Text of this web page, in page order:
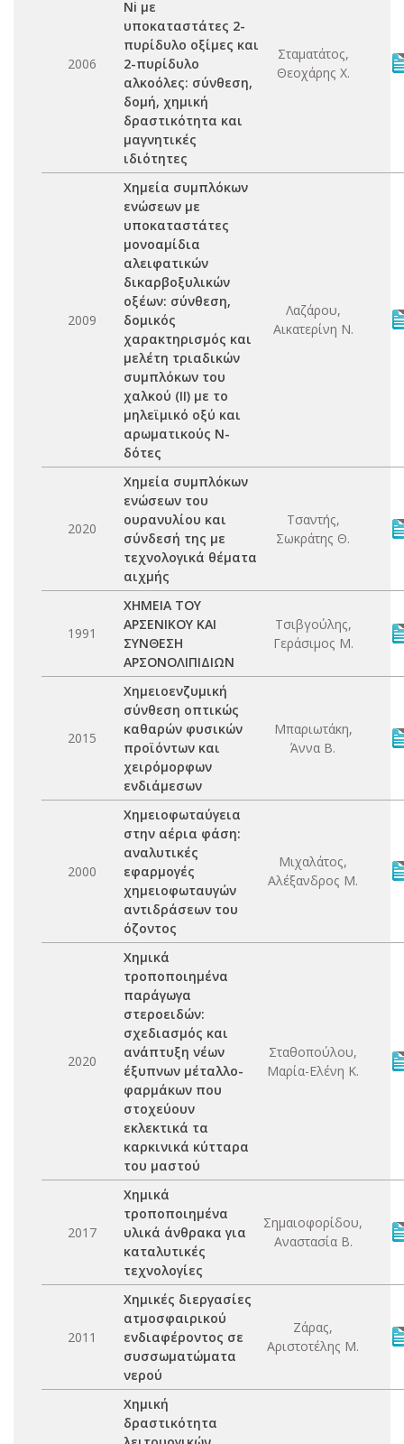
2006
Ni με
υποκαταστάτες 2-
πυρίδυλο οξίμες και
2-πυρίδυλο
αλκοόλες: σύνθεση,
δομή, χημική
δραστικότητα και
μαγνητικές
ιδιότητες
Σταματάτος,
Θεοχάρης Χ.
2009
Χημεία συμπλόκων
ενώσεων με
υποκαταστάτες
μονοαμίδια
αλειφατικών
δικαρβοξυλικών
οξέων: σύνθεση,
δομικός
χαρακτηρισμός και
μελέτη τριαδικών
συμπλόκων του
χαλκού (ΙΙ) με το
μηλεϊμικό οξύ και
αρωματικούς Ν-
δότες
Λαζάρου,
Αικατερίνη Ν.
2020
Χημεία συμπλόκων
ενώσεων του
ουρανυλίου και
σύνδεσή της με
τεχνολογικά θέματα
αιχμής
Τσαντής,
Σωκράτης Θ.
1991
ΧΗΜΕΙΑ ΤΟΥ
ΑΡΣΕΝΙΚΟΥ ΚΑΙ
ΣΥΝΘΕΣΗ
ΑΡΣΟΝΟΛΙΠΙΔΙΩΝ
Τσιβγούλης,
Γεράσιμος Μ.
2015
Χημειοενζυμική
σύνθεση οπτικώς
καθαρών φυσικών
προϊόντων και
χειρόμορφων
ενδιάμεσων
Μπαριωτάκη,
Άννα Β.
2000
Χημειοφωταύγεια
στην αέρια φάση:
αναλυτικές
εφαρμογές
χημειοφωταυγών
αντιδράσεων του
όζοντος
Μιχαλάτος,
Αλέξανδρος Μ.
2020
Χημικά
τροποποιημένα
παράγωγα
στεροειδών:
σχεδιασμός και
ανάπτυξη νέων
έξυπνων μέταλλο-
φαρμάκων που
στοχεύουν
εκλεκτικά τα
καρκινικά κύτταρα
του μαστού
Σταθοπούλου,
Μαρία-Ελένη Κ.
2017
Χημικά
τροποποιημένα
υλικά άνθρακα για
καταλυτικές
τεχνολογίες
Σημαιοφορίδου,
Αναστασία Β.
2011
Χημικές διεργασίες
ατμοσφαιρικού
ενδιαφέροντος σε
συσσωματώματα
νερού
Ζάρας,
Αριστοτέλης Μ.
Χημική
δραστικότητα